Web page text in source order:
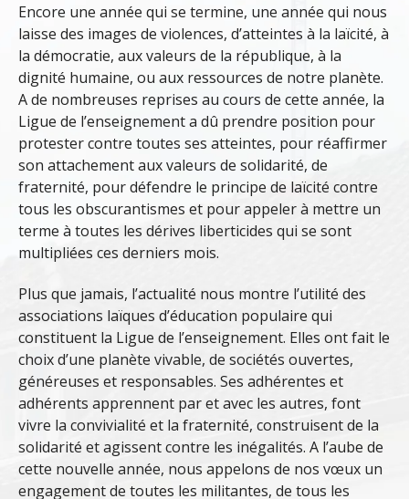
Encore une année qui se termine, une année qui nous
laisse des images de violences, d’atteintes à la laïcité, à
la démocratie, aux valeurs de la république, à la
dignité humaine, ou aux ressources de notre planète.
A de nombreuses reprises au cours de cette année, la
Ligue de l’enseignement a dû prendre position pour
protester contre toutes ses atteintes, pour réaffirmer
son attachement aux valeurs de solidarité, de
fraternité, pour défendre le principe de laïcité contre
tous les obscurantismes et pour appeler à mettre un
terme à toutes les dérives liberticides qui se sont
multipliées ces derniers mois.
Plus que jamais, l’actualité nous montre l’utilité des
associations laïques d’éducation populaire qui
constituent la Ligue de l’enseignement. Elles ont fait le
choix d’une planète vivable, de sociétés ouvertes,
généreuses et responsables. Ses adhérentes et
adhérents apprennent par et avec les autres, font
vivre la convivialité et la fraternité, construisent de la
solidarité et agissent contre les inégalités. A l’aube de
cette nouvelle année, nous appelons de nos vœux un
engagement de toutes les militantes, de tous les